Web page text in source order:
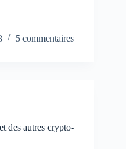
5 commentaires
des autres crypto-